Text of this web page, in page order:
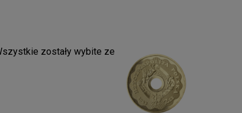
zostały wybite ze